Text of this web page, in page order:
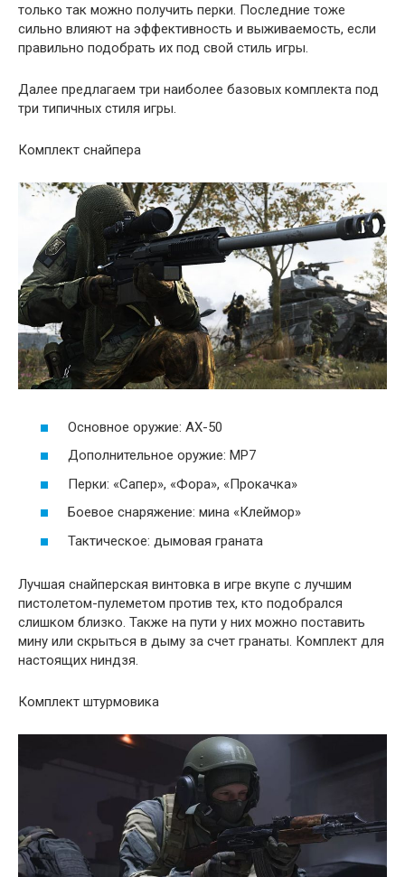
только так можно получить перки. Последние тоже
сильно влияют на эффективность и выживаемость, если
правильно подобрать их под свой стиль игры.
Далее предлагаем три наиболее базовых комплекта под
три типичных стиля игры.
Комплект снайпера
Основное оружие: AX-50
Дополнительное оружие: MP7
Перки: «Сапер», «Фора», «Прокачка»
Боевое снаряжение: мина «Клеймор»
Тактическое: дымовая граната
Лучшая снайперская винтовка в игре вкупе с лучшим
пистолетом-пулеметом против тех, кто подобрался
слишком близко. Также на пути у них можно поставить
мину или скрыться в дыму за счет гранаты. Комплект для
настоящих ниндзя.
Комплект штурмовика